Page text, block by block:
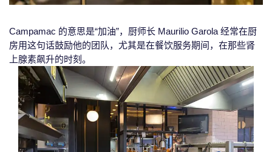
Campamac 的意思是“加油”，厨师长 Maurilio Garola 经常在厨
房用这句话鼓励他的团队，尤其是在餐饮服务期间，在那些肾
上腺素飙升的时刻。